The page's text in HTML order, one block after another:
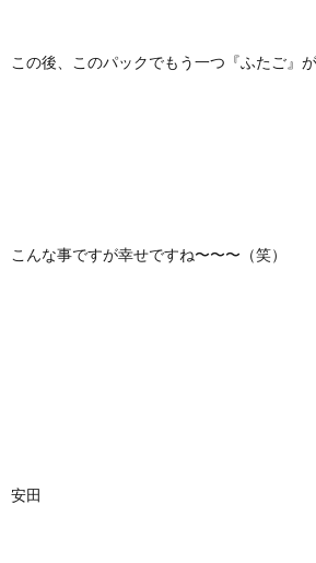
この後、このパックでもう一つ『ふたご』
こんな事ですが幸せですね〜〜〜（笑）
安田